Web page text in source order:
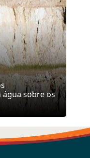
água sobre os